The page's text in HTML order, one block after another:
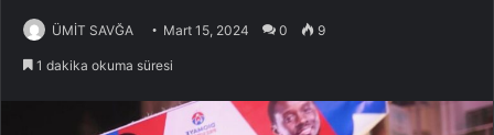
ÜMİT SAVĞA Mart 15, 2024 0 9
1 dakika okuma süresi